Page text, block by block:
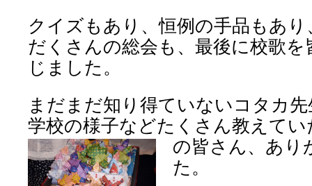
クイズもあり、恒例の手品もあ
だくさんの総会も、最後に校歌
じました。
まだまだ知り得ていないコタカ
学校の様子などたくさん教えて
の皆さん、 あり
た。